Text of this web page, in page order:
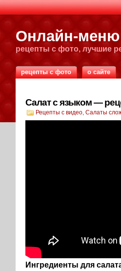
Онлайн-меню
рецепты с фото, лучшие
рецепты с фото о сайте
Салат с языком —
Рецепты с видео, Салаты
Ингредиенты для